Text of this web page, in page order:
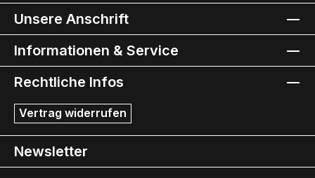
Unsere Anschrift
Informationen & Service
Rechtliche Infos
Vertrag widerrufen
Newsletter